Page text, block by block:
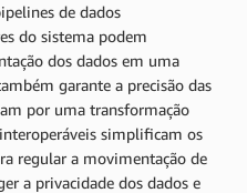
de dados
do sistema podem
dos dados em uma
garante a precisão das
por uma transformação
simplificam os
regular a movimentação de
a privacidade dos dados e